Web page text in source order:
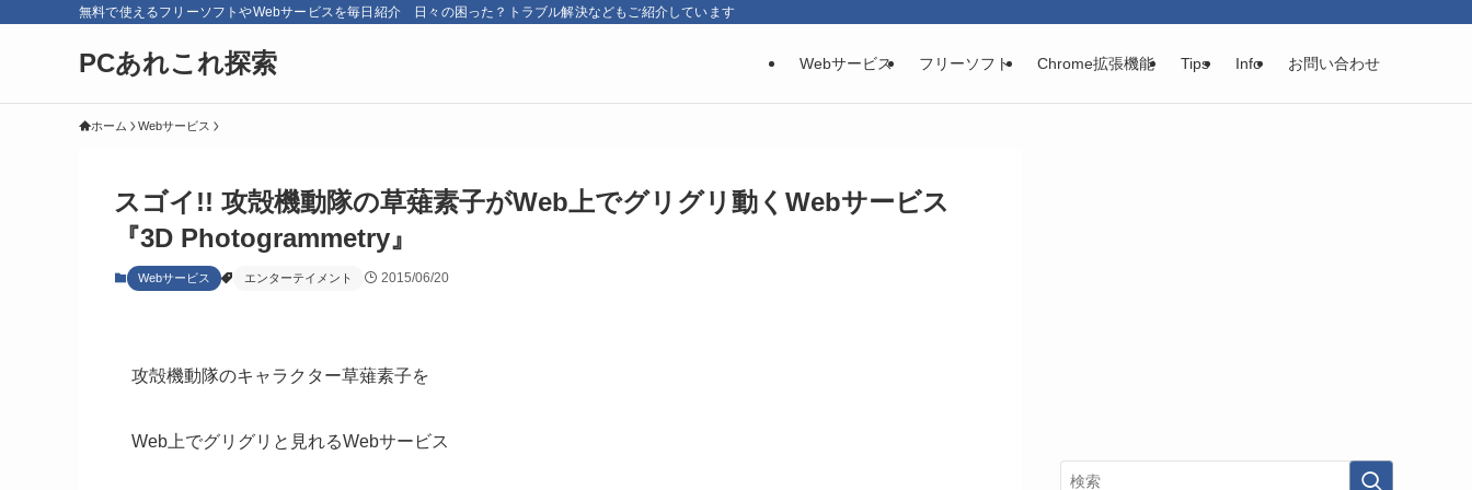
無料で使えるフリーソフトやWebサービスを毎日紹介 日々の困った？トラブル解決などもご紹介しています
PCあれこれ探索 Webサービス フリーソフト Chrome拡張機能 Tips Info お問い合わせ
ホーム Webサービス
スゴイ!! 攻殻機動隊の草薙素子がWeb上でグリグリ動くWebサービス
『3D Photogrammetry』
Webサービス エンターテイメント 2015/06/20
攻殻機動隊のキャラクター草薙素子を
Web上でグリグリと見れるWebサービス